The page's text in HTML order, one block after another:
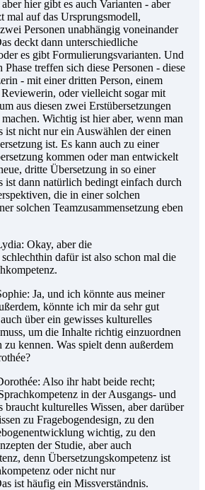
hier gibt es auch Varianten - aber
mal auf das Ursprungsmodell,
Personen unabhängig voneinander
deckt dann unterschiedliche
es gibt Formulierungsvarianten. Und
Phase treffen sich diese Personen - diese
- mit einer dritten Person, einem
oder vielleicht sogar mit
aus diesen zwei Erstübersetzungen
Wichtig ist hier aber, wenn man
ist nicht nur ein Auswählen der einen
ist. Es kann auch zu einer
kommen oder man entwickelt
dritte Übersetzung in so einer
ist dann natürlich bedingt einfach durch
die in einer solchen
solchen Teamzusammensetzung eben
Okay, aber die
dafür ist also schon mal die
Ja, und ich könnte aus meiner
könnte ich mir da sehr gut
über ein gewisses kulturelles
um die Inhalte richtig einzuordnen
kennen. Was spielt denn außerdem
Also ihr habt beide recht;
in der Ausgangs- und
braucht kulturelles Wissen, aber darüber
zu Fragebogendesign, zu den
wichtig, zu den
der Studie, aber auch
denn Übersetzungskompetenz ist
oder nicht nur
ist häufig ein Missverständnis.